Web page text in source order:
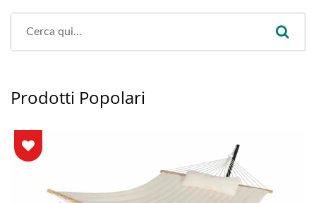
Prodotti Popolari